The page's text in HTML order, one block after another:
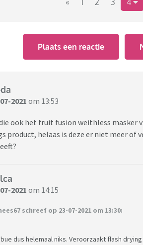
« 1 2 3 4
Plaats een reactie
2021 om 13:53
ook het fruit fusion weithless masker
product, helaas is deze er niet meer of
2021 om 14:15
schreef op 23-07-2021 om 13:30:
dus helemaal niks. Veroorzaakt flash